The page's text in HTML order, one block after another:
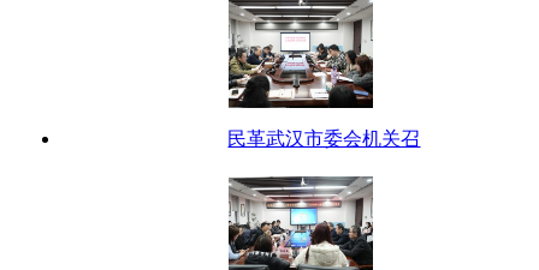
民革武汉市委会机关召